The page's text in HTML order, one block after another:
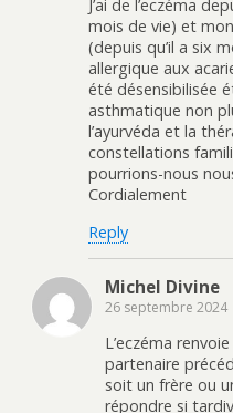
J’ai de l’eczéma
mois de vie) et
(depuis qu’il a six
allergique aux
été désensibilisée
asthmatique non
l’ayurvéda et la
constellations
pourrions-nous
Cordialement
Reply
Michel Divine
26 septembre 2024
L’eczéma
partenaire
soit un frère ou
répondre si